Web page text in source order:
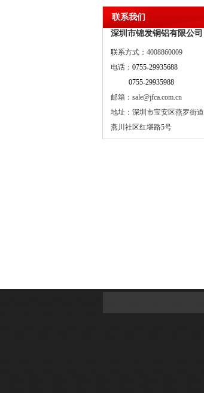
联系我们
深圳市锦发铜铝有限公司
联系方式：4008860009
电话： 0755-29935688
0755-29935988
邮箱：sale@jfca.com.cn
地址：深圳市宝安区燕罗街道
燕川社区红堪路5号